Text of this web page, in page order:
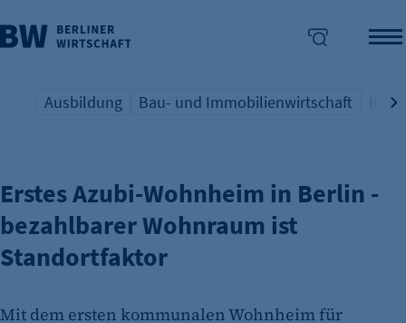
überspringen
Übersicht Schlagwort
Ausbildung
Übersicht Schlagwort
Bau- und Immobilienwirtschaft
AUSBILDUNG & WOHNUNGSMARKT
Erstes Azubi-Wohnheim in Berlin -
bezahlbarer Wohnraum ist
Standortfaktor
Mit dem ersten kommunalen Wohnheim für